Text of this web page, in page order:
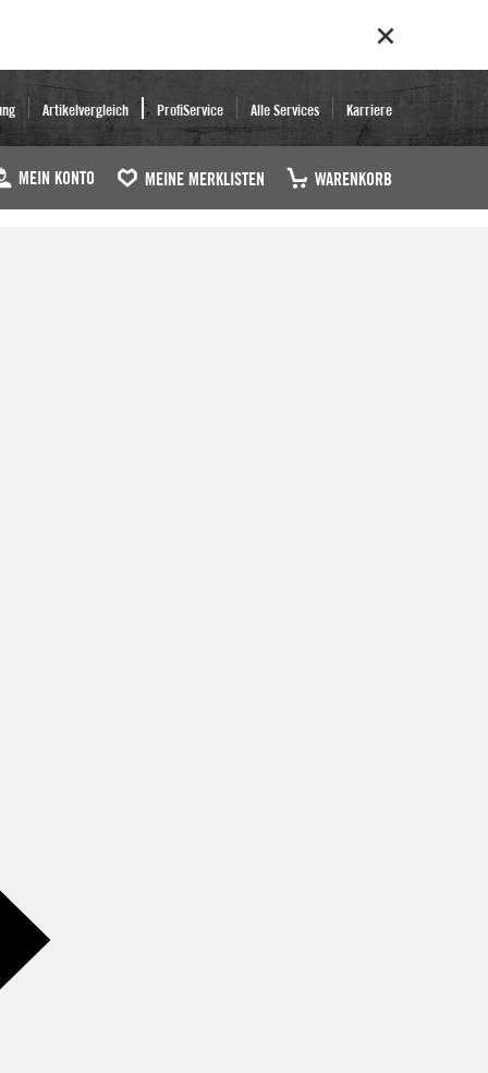
Artikelvergleich ProfiService Alle Services Karriere
MEIN KONTO MEINE MERKLISTEN WARENKORB